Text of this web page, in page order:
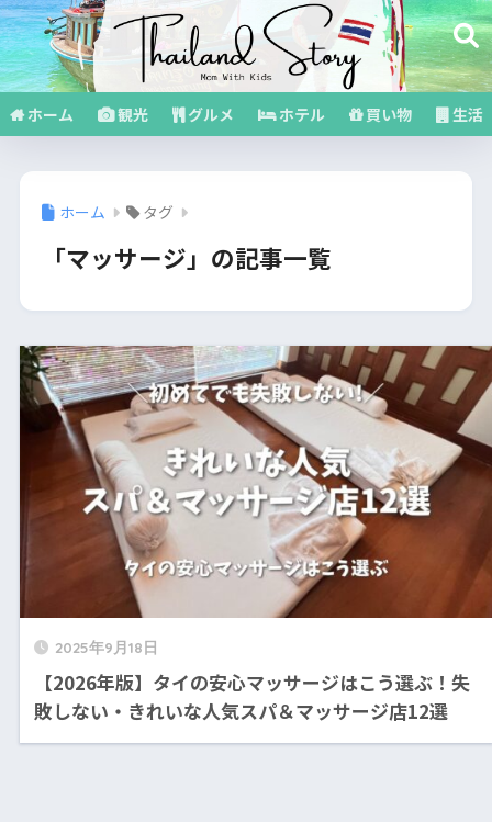
ホーム 観光 グルメ ホテル 買い物 生活
ホーム タグ
「マッサージ」の記事一覧
2025年9月18日
【2026年版】タイの安心マッサージはこう選ぶ！失
敗しない・きれいな人気スパ＆マッサージ店12選